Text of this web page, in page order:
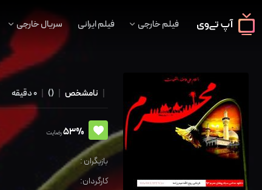
فیلم خارجی فیلم ایرانی سریال خارجی
| نامشخص |
()
|
53%رضایت
بازیگران :
کارگردان: